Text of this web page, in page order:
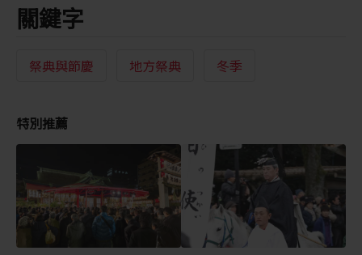
關鍵字
祭典與節慶 地方祭典 冬季
特別推薦